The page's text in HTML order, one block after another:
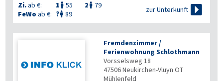
Zi.ab €: 1  55 2  79
FeWo ab €: ? 89
zur Unterkunft 
Fremdenzimmer /
Ferienwohnung Schlothmann
Vorsselsweg 18
47506Neukirchen-Vluyn OT
Mühlenfeld